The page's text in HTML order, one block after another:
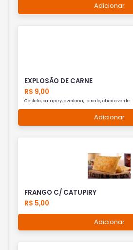
Adicionar
EXPLOSÃO DE CARNE
R$ 9,00
Costela, catupiry, azeitona, tomate, cheiro verde
Adicionar
FRANGO C/ CATUPIRY
R$ 5,00
Adicionar